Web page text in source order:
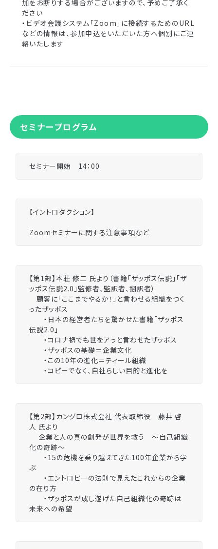
加をお断りする場合がございますので、予めご了承く
ださい
・ビデオ会議システム「Zoom」に接続するためのURL
などの情報は、参加申込をいただいた方へ個別にご連
絡いたします
セミナープログラム
セミナー開始 14：00
【イントロダクション】
Zoomセミナーに関する注意事項など
【第1部】本荘 修二 氏より（書籍「ザッポス伝説」「ザ
ッポス伝説2.0」監修者、監訳者、翻訳者）
顧客に「ここまでやるか！」と言わせる組織をつく
ったザッポス
・日本の経営者たちを驚かせた書籍「ザッポス
伝説2.0」
・コロナ禍でも世をアっと言わせたザッポス
・ザッポスの基礎＝企業文化
・この10年の進化＝ティール組織
・コピーでなく、自社らしい目的と進化を
【第2部】カングロ株式会社 代表取締役 藤井 啓
人 氏より
企業と人の真の創発が世界を救う ～自己組織
化の奇跡〜
・15の危機を乗り越えてきた100年企業から学
ぶ
・エントロピーの法則で見えたこれからの企業
の在り方
・ザッポスが成し遂げた自己組織化の奇跡は
未来への希望